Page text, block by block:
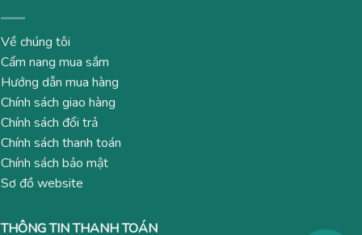
Về chúng tôi
Cẩm nang mua sắm
Hướng dẫn mua hàng
Chính sách giao hàng
Chính sách đổi trả
Chính sách thanh toán
Chính sách bảo mật
Sơ đồ website
THÔNG TIN THANH TOÁN